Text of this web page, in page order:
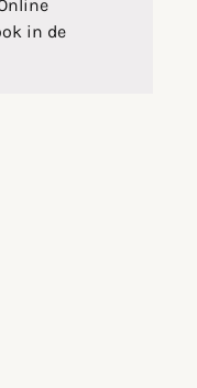
in de